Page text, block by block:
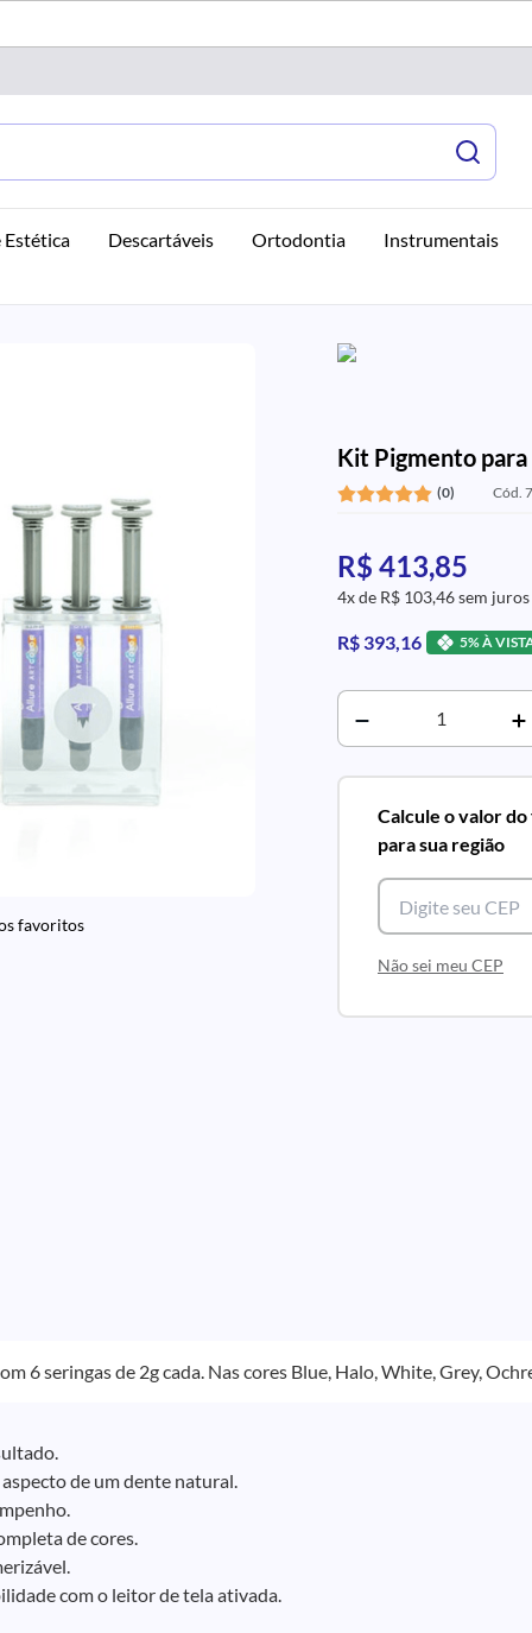
Descartáveis Ortodontia Instrumentais
favoritos
Kit Pigmento
(0) Cód.
R$ 413,85
4x de R$ 103,46 sem juros
R$ 393,16 5% À
Calcule o valor
para sua região
Não sei meu CEP
6 seringas de 2g cada. Nas cores Blue, Halo, White, Grey,
de um dente natural.
de cores.
com o leitor de tela ativada.